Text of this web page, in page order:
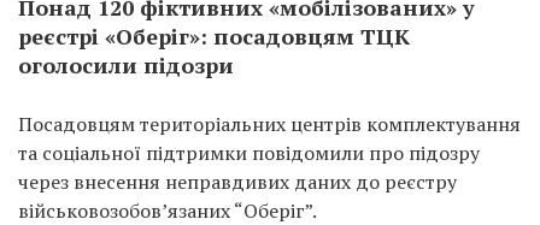
Понад 120 фіктивних «мобілізованих» у
реєстрі «Оберіг»: посадовцям ТЦК
оголосили підозри
Посадовцям територіальних центрів комплектування
та соціальної підтримки повідомили про підозру
через внесення неправдивих даних до реєстру
військовозобов’язаних “Оберіг”.